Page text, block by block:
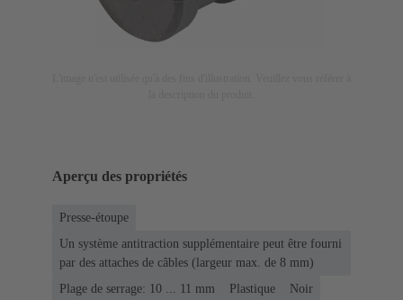
Aperçu des propriétés
Presse-étoupe
Un système antitraction supplémentaire peut être fourni
par des attaches de câbles (largeur max. de 8 mm)
Plage de serrage: 10 ... 11 mm
Plastique Noir